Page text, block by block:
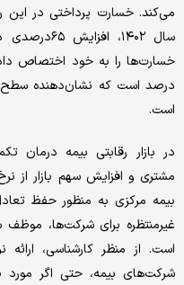
درصد است که نشان‌دهنده سطح
است.
در بازار رقابتی بیمه
مشتری و افزایش سهم بازار از
بیمه مرکزی به منظور حفظ
غیرمنتظره برای شرکت‌ها،
است. از منظر کارشناسی،
شرکت‌های بیمه، حتی اگر مورد